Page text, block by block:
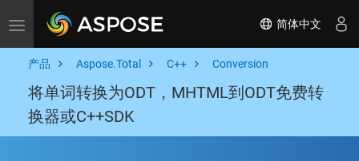
Toggle navigation 简体中文
产品 Aspose.Total C++ Conversion
将单词转换为ODT，MHTML到ODT免费转
换器或C++SDK